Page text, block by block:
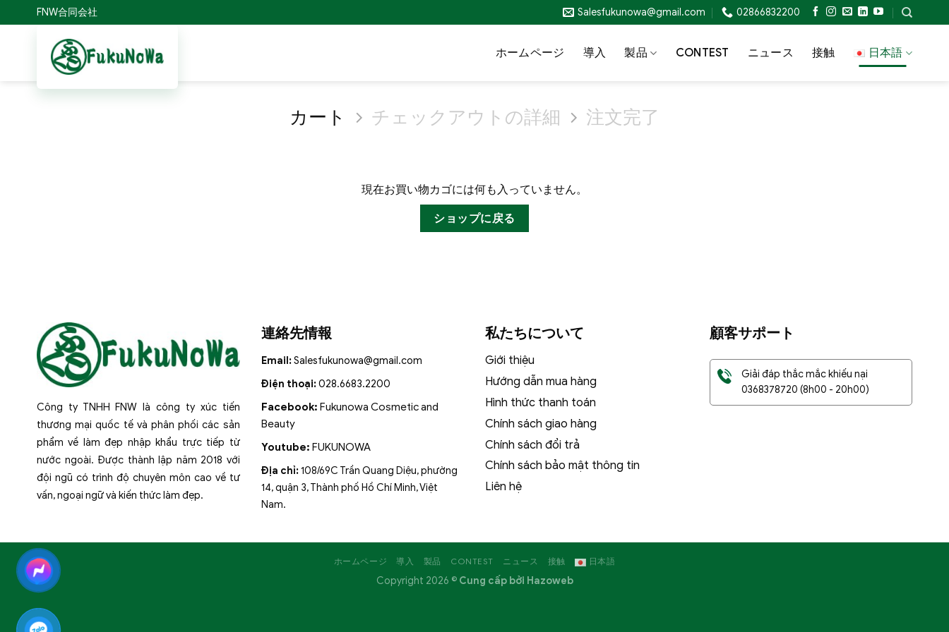
to
FNW合同会社 Salesfukunowa@gmail.com 02866832200
ホームページ 導入 製品 CONTEST ニュース 接触 日本語
カート チェックアウトの詳細 注文完了
現在お買い物カゴには何も入っていません。
ショップに戻る
Công ty TNHH FNW là công ty xúc tiến
thương mại quốc tế và phân phối các sản
phẩm về làm đẹp nhập khẩu trực tiếp từ
nước ngoài. Được thành lập năm 2018 với
đội ngũ có trình độ chuyên môn cao về tư
vấn, ngoại ngữ và kiến thức làm đẹp.
連絡先情報
Email:Salesfukunowa@gmail.com
Điện thoại:028.6683.2200
Facebook: Fukunowa Cosmetic and
Beauty
Youtube: FUKUNOWA
Địa chỉ:108/69C Trần Quang Diệu, phường
14, quận 3, Thành phố Hồ Chí Minh, Việt
Nam.
私たちについて
Giới thiệu
Hướng dẫn mua hàng
Hình thức thanh toán
Chính sách giao hàng
Chính sách đổi trả
Chính sách bảo mật thông tin
Liên hệ
顧客サポート
Giải đáp thắc mắc khiếu nại
0368378720 (8h00 - 20h00)
ホームページ 導入 製品 CONTEST ニュース 接触 日本語
Copyright 2026 © Cung cấp bởi Hazoweb